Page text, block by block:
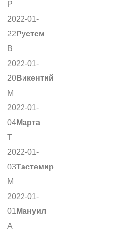
Р
2022-01-
22 Рустем
В
2022-01-
20Викентий
М
2022-01-
04Марта
Т
2022-01-
03Тастемир
М
2022-01-
01 Мануил
А